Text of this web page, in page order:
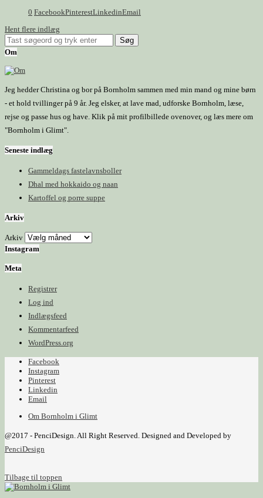
0 FacebookPinterestLinkedinEmail
Hent flere indlæg
Om
Jeg hedder Christina og bor på Bornholm sammen med min mand og mine børn
- et hold tvillinger på 9 år. Jeg elsker, at lave mad, udforske Bornholm, læse,
rejse og passe hus og have. Klik på mit profilbillede ovenover, og læs mere om
"Bornholm i Glimt".
Seneste indlæg
Gammeldags fastelavnsboller
Dhal med hokkaido og naan
Kartoffel og porre suppe
Arkiv
Arkiv
Instagram
Meta
Registrer
Log ind
Indlægsfeed
Kommentarfeed
WordPress.org
Facebook
Instagram
Pinterest
Linkedin
Email
Om Bornholm i Glimt
@2017 - PenciDesign. All Right Reserved. Designed and Developed by
PenciDesign
Tilbage til toppen